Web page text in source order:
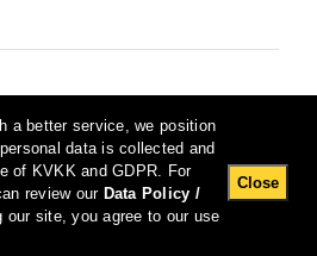
17:36:54 #1.11#
a better service, we position
data is collected and
of KVKK and GDPR. For
review our Data Policy /
our site, you agree to our use
Close